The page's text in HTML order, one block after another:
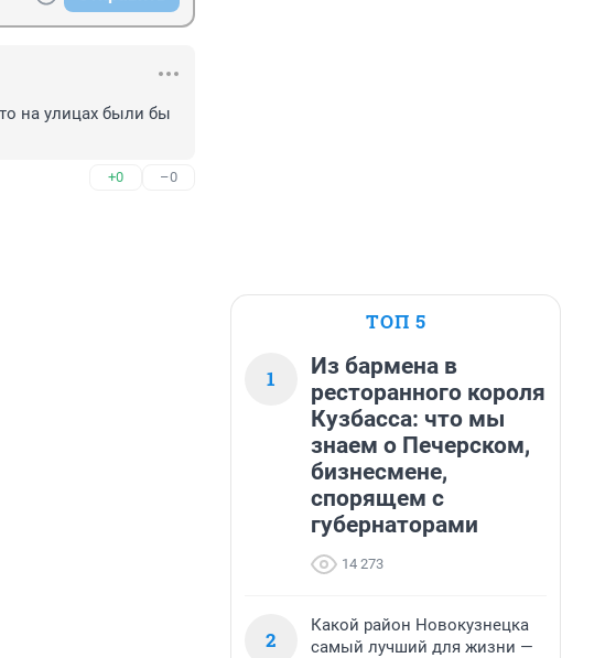
на улицах были бы
+0 –0
ТОП 5
1
Из бармена в
ресторанного короля
Кузбасса: что мы
знаем о Печерском,
бизнесмене,
спорящем с
губернаторами
14 273
2
Какой район Новокузнецка
самый лучший для жизни —